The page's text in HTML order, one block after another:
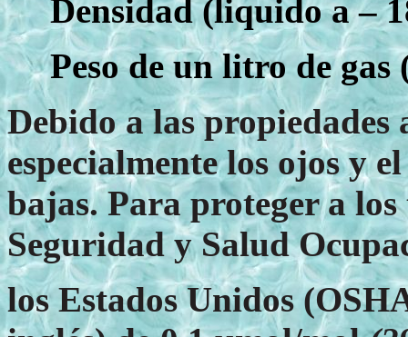
Densidad (liquido a
Peso de un litro de
Debido a las propiedades
especialmente los ojos y
bajas. Para proteger a
Seguridad y Salud
los Estados Unidos